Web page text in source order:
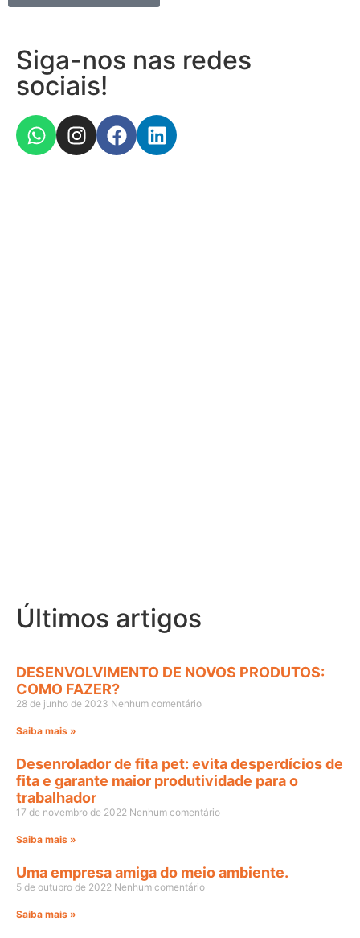
Siga-nos nas redes
sociais!
Últimos artigos
DESENVOLVIMENTO DE NOVOS PRODUTOS:
COMO FAZER?
28 de junho de 2023 Nenhum comentário
Saiba mais »
Desenrolador de fita pet: evita desperdícios de
fita e garante maior produtividade para o
trabalhador
17 de novembro de 2022 Nenhum comentário
Saiba mais »
Uma empresa amiga do meio ambiente.
5 de outubro de 2022 Nenhum comentário
Saiba mais »